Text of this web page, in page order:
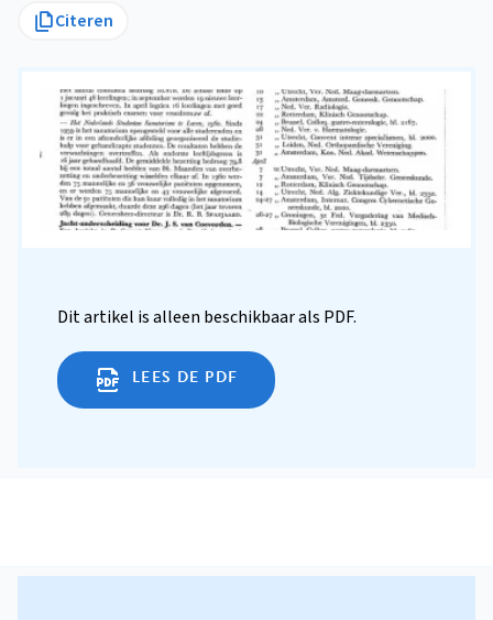
Citeren
Dit artikel is alleen beschikbaar als PDF.
LEES DE PDF